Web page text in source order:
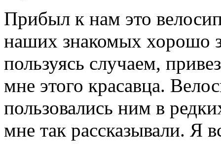
Прибыл к нам это
наших знакомых хорошо
пользуясь случаем,
мне этого красавца.
пользовались ним в
мне так рассказывали. Я